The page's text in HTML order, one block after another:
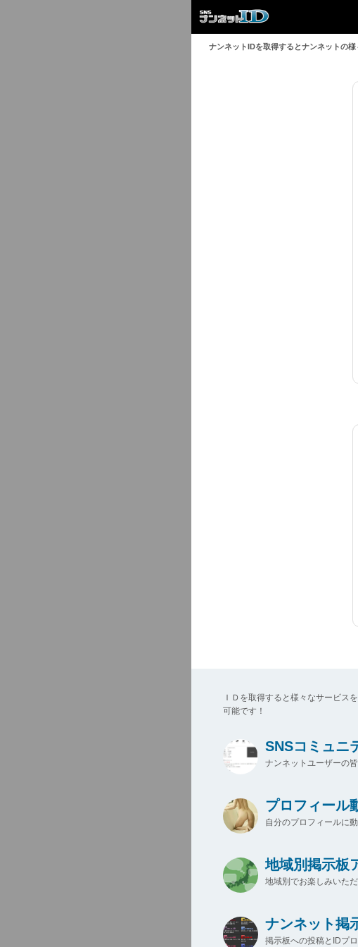
ナンネットIDを取得するとナンネットの
ＩＤを取得すると様々なサービス
可能です！
SNSコミュニ
ナンネットユーザーの
プロフィール
自分のプロフィールに
地域別掲示板
地域別でお楽しみいた
ナンネット掲
掲示板への投稿とIDプ